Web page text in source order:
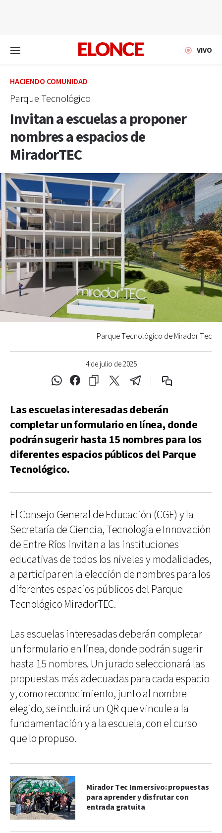
VIVO
HACIENDO COMUNIDAD
Parque Tecnológico
Invitan a escuelas a proponer
nombres a espacios de
MiradorTEC
4 de julio de 2025
Parque Tecnológico de Mirador Tec
Las escuelas interesadas deberán
completar un formulario en línea, donde
podrán sugerir hasta 15 nombres para los
diferentes espacios públicos del Parque
Tecnológico.
El Consejo General de Educación (CGE) y la
Secretaría de Ciencia, Tecnología e Innovación
de Entre Ríos invitan a las instituciones
educativas de todos los niveles y modalidades,
a participar en la elección de nombres para los
diferentes espacios públicos del Parque
Tecnológico MiradorTEC.
Las escuelas interesadas deberán completar
un formulario en línea, donde podrán sugerir
hasta 15 nombres. Un jurado seleccionará las
propuestas más adecuadas para cada espacio
y, como reconocimiento, junto al nombre
elegido, se incluirá un QR que vincule a la
fundamentación y a la escuela, con el curso
que lo propuso.
Mirador Tec Inmersivo: propuestas
para aprender y disfrutar con
entrada gratuita